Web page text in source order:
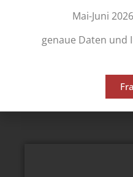
Kontaktieren Sie uns noch heute
Mai-Juni
genaue Daten